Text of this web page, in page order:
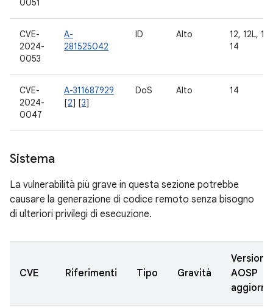
0051
CVE-
2024-
0053
A-
281525042
ID Alto
12, 12L, 13,
14
CVE-
2024-
0047
A-311687929
[2] [3]
DoS Alto 14
Sistema
La vulnerabilità più grave in questa sezione potrebbe
causare la generazione di codice remoto senza bisogno
di ulteriori privilegi di esecuzione.
CVE Riferimenti Tipo Gravità
Versioni
AOSP